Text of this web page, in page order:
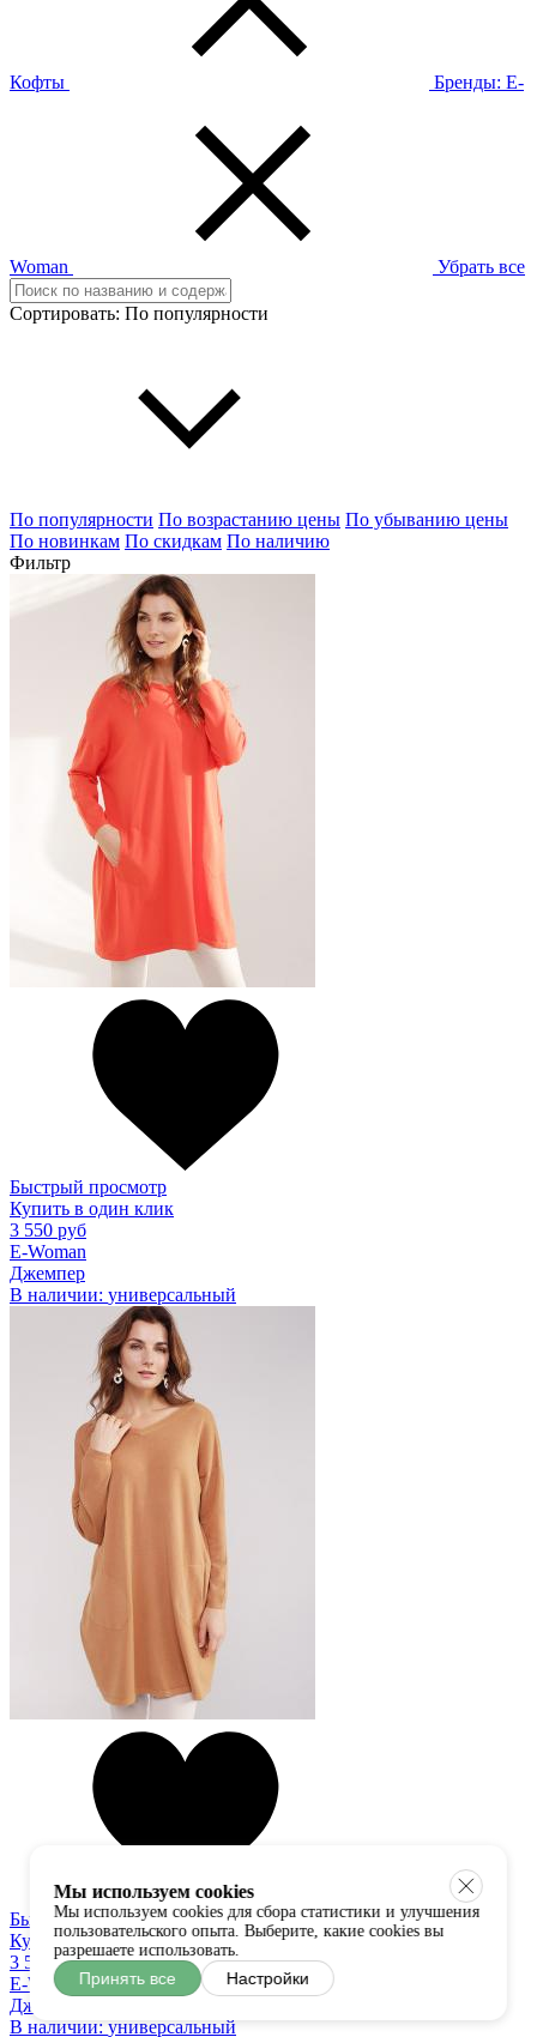
Кофты Бренды: E-
Woman Убрать все
Сортировать: По популярности
По популярности По возрастанию цены По убыванию цены
По новинкам По скидкам По наличию
Фильтр
Быстрый просмотр
Купить в один клик
3 550 руб
E-Woman
Джемпер
В наличии: универсальный
Быстрый просмотр
Купить в один клик
3 550 руб
E-Woman
Джемпер
В наличии: универсальный
Мы используем cookies
Мы используем cookies для сбора статистики и улучшения
пользовательского опыта. Выберите, какие cookies вы
разрешаете использовать.
Принять все Настройки